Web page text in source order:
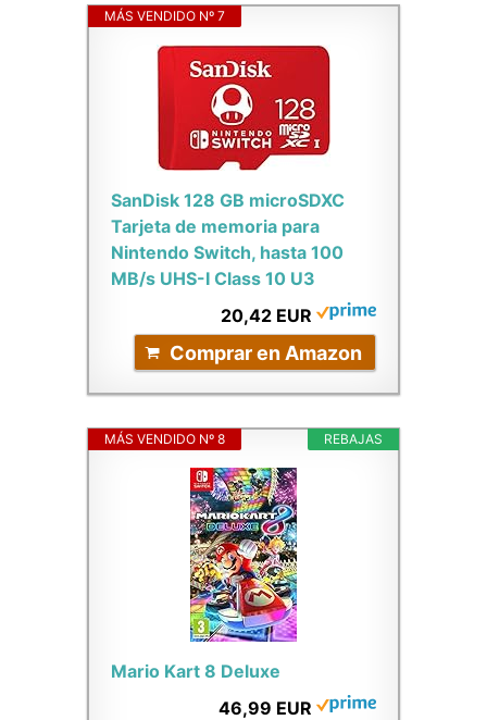
MÁS VENDIDO Nº 7
SanDisk 128 GB microSDXC
Tarjeta de memoria para
Nintendo Switch, hasta 100
MB/s UHS-I Class 10 U3
20,42 EUR
Comprar en Amazon
REBAJAS
MÁS VENDIDO Nº 8
Mario Kart 8 Deluxe
46,99 EUR